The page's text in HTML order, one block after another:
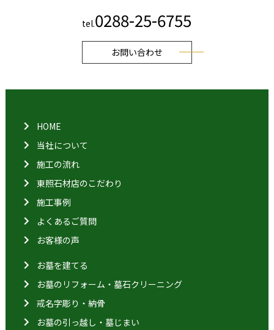
tel.0288-25-6755
お問い合わせ
HOME
当社について
施工の流れ
東照石材店のこだわり
施工事例
よくあるご質問
お客様の声
お墓を建てる
お墓のリフォーム・墓石クリーニング
戒名字彫り・納骨
お墓の引っ越し・墓じまい